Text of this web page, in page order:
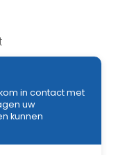
in contact met
uw
kunnen